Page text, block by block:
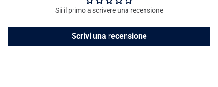
Sii il primo a scrivere una recensione
Scrivi una recensione